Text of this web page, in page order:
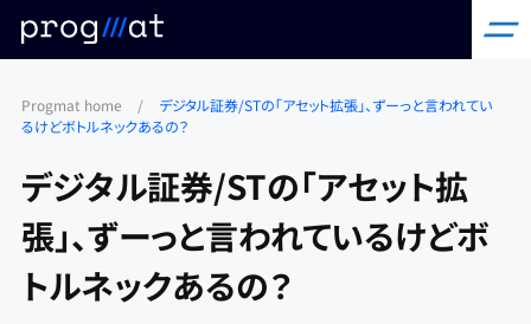
Progmat home /
デジタル証券/STの「アセット拡張」、ずーっと言われてい
るけどボトルネックあるの？
デジタル証券/STの「アセット拡
張」、ずーっと言われているけどボ
トルネックあるの？